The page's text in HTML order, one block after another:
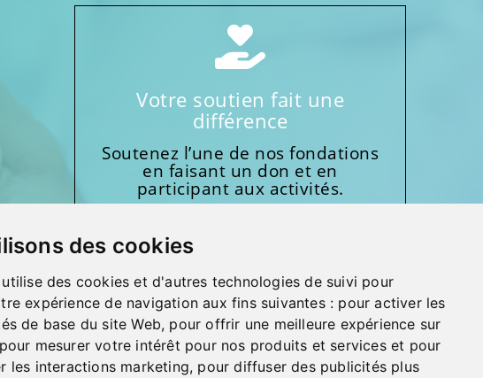
des cookies
utilise des cookies et d'autres technologies de suivi pour
expérience de navigation aux fins suivantes : pour activer les
de base du site Web, pour offrir une meilleure expérience sur
pour mesurer votre intérêt pour nos produits et services et pour
les interactions marketing, pour diffuser des publicités plus
Votre soutien fait une
différence
Soutenez l’une de nos fondations
en faisant un don et en
participant aux activités.
DU SITE COMMENTAIRES, SUGGESTIONS, REMERCIEMENTS